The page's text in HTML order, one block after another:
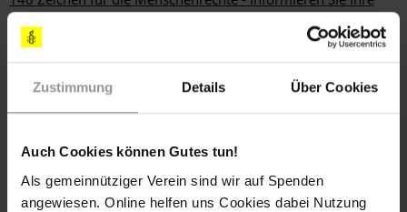
Zustimmung Details Über Cookies
Auch Cookies können Gutes tun!
Als gemeinnütziger Verein sind wir auf Spenden
angewiesen. Online helfen uns Cookies dabei Nutzung
Follower bei Twitter über die Aktion:
Teile diesen Beitrag